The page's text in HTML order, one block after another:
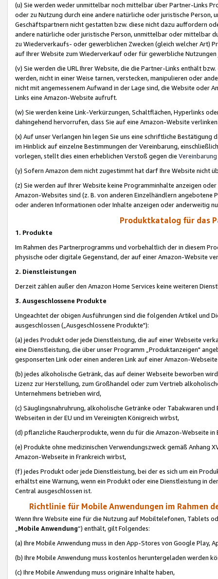
(u) Sie werden weder unmittelbar noch mittelbar über Partner-Links
oder zu Nutzung durch eine andere natürliche oder juristische
Geschäftspartnern nicht gestatten bzw. diese nicht dazu auffordern
andere natürliche oder juristische Person, unmittelbar oder mittelbar
zu Wiederverkaufs- oder gewerblichen Zwecken (gleich welcher Art)
auf Ihrer Website zum Wiederverkauf oder für gewerbliche
(v) Sie werden die URL Ihrer Website, die die Partner-Links enthält
werden, nicht in einer Weise tarnen, verstecken, manipulieren oder
nicht mit angemessenem Aufwand in der Lage sind, die Website oder
Links eine Amazon-Website aufruft.
(w) Sie werden keine Link-Verkürzungen, Schaltflächen, Hyperlinks
dahingehend hervorrufen, dass Sie auf eine Amazon-Website
(x) Auf unser Verlangen hin legen Sie uns eine schriftliche
im Hinblick auf einzelne Bestimmungen der Vereinbarung,
vorlegen, stellt dies einen erheblichen Verstoß gegen die Vereinbarung
(y) Sofern Amazon dem nicht zugestimmt hat darf Ihre Website nicht
(z) Sie werden auf Ihrer Website keine Programminhalte anzeigen
Amazon-Websites sind (z. B. von anderen Einzelhändlern
oder anderen Informationen oder Inhalte anzeigen oder anderweitig
Produktkatalog für das
1. Produkte
Im Rahmen des Partnerprogramms und vorbehaltlich der in diesem
physische oder digitale Gegenstand, der auf einer Amazon-Website
2. Dienstleistungen
Derzeit zählen außer den Amazon Home Services keine weiteren
3. Ausgeschlossene Produkte
Ungeachtet der obigen Ausführungen sind die folgenden Artikel und
ausgeschlossen („Ausgeschlossene Produkte"):
(a) jedes Produkt oder jede Dienstleistung, die auf einer Webseite
eine Dienstleistung, die über unser Programm „Produktanzeigen"
gesponserten Link oder einen anderen Link auf einer Amazon-
(b) jedes alkoholische Getränk, das auf deiner Webseite beworben
Lizenz zur Herstellung, zum Großhandel oder zum Vertrieb
Unternehmens betrieben wird,
(c) Säuglingsnahruhrung, alkoholische Getränke oder Tabakwaren
Webseiten in der EU und im Vereinigten Königreich wirbst,
(d) pflanzliche Raucherprodukte, wenn du für die Amazon-Webseite in
(e) Produkte ohne medizinischen Verwendungszweck gemäß Anhang
Amazon-Webseite in Frankreich wirbst,
(f) jedes Produkt oder jede Dienstleistung, bei der es sich um ein
erhältst eine Warnung, wenn ein Produkt oder eine Dienstleistung in
Central ausgeschlossen ist.
Richtlinie für Mobile Anwendungen im Rahmen
Wenn Ihre Website eine für die Nutzung auf Mobiltelefonen, Tablets
„Mobile Anwendung“) enthält, gilt Folgendes:
(a) Ihre Mobile Anwendung muss in den App-Stores von Google Play,
(b) Ihre Mobile Anwendung muss kostenlos heruntergeladen werden
(c) Ihre Mobile Anwendung muss originäre Inhalte haben,